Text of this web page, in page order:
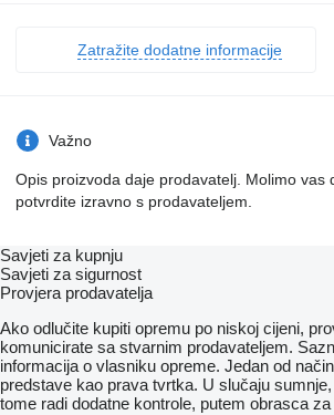
Zatražite dodatne informacije
Važno
Opis proizvoda daje prodavatelj. Molimo vas
potvrdite izravno s prodavateljem.
Savjeti za kupnju
Savjeti za sigurnost
Provjera prodavatelja
Ako odlučite kupiti opremu po niskoj cijeni,
komunicirate sa stvarnim prodavateljem.
informacija o vlasniku opreme. Jedan od
predstave kao prava tvrtka. U slučaju
tome radi dodatne kontrole, putem obrasca